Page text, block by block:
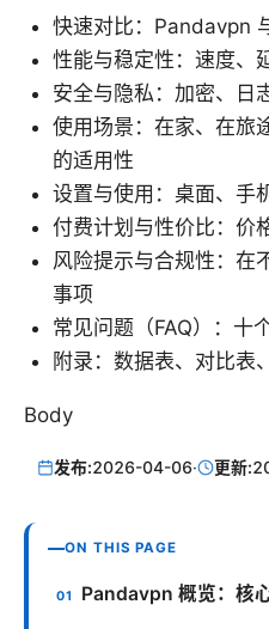
快速对比：Pandavpn
性能与稳定性：速度、
安全与隐私：加密、日
使用场景：在家、在旅
的适用性
设置与使用：桌面、手
付费计划与性价比：价
风险提示与合规性：在
事项
常见问题（FAQ）：十
附录：数据表、对比表
Body
发布:2026-04-06· 更新:
ON THIS PAGE
Pandavpn 概览：核